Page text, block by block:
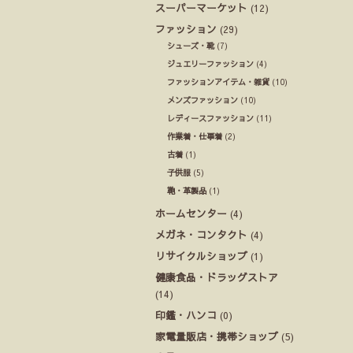
スーパーマーケット (12)
ファッション (29)
シューズ・靴(7)
ジュエリーファッション (4)
ファッションアイテム・雑貨 (10)
メンズファッション (10)
レディースファッション (11)
作業着・仕事着 (2)
古着 (1)
子供服 (5)
鞄・革製品 (1)
ホームセンター (4)
メガネ・コンタクト (4)
リサイクルショップ (1)
健康食品・ドラッグストア
(14)
印鑑・ハンコ (0)
家電量販店・携帯ショップ (5)